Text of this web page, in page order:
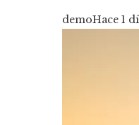
demoHace 1